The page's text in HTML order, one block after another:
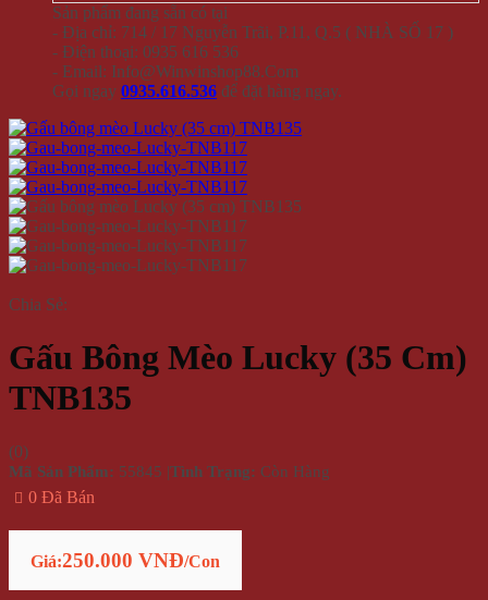
Sản phẩm đang sẵn có tại
- Địa chỉ: 714 / 17 Nguyễn Trãi, P.11, Q.5 ( NHÀ SỐ 17 )
- Điện thoại: 0935 616 536
- Email: Info@Winwinshop88.Com
Gọi ngay 0935.616.536 để đặt hàng ngay.
Chia Sẻ:
Gấu Bông Mèo Lucky (35 Cm)
TNB135
(0)
Mã Sản Phẩm: 55845 |Tình Trạng: Còn Hàng
0 Đã Bán
Giá:250.000 VNĐ/Con